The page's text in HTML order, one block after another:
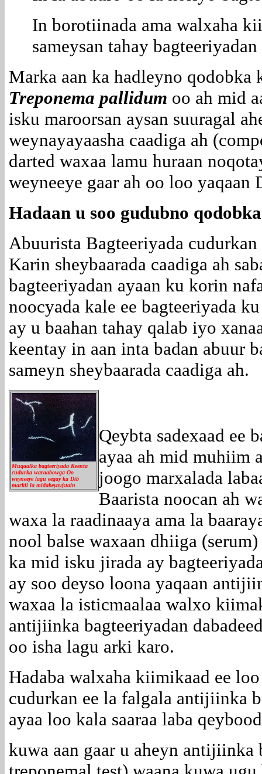
In borotiinada ama walxaha
sameysan tahay
Marka aan ka hadleyno qodobka
Treponema pallidum oo ah mid
isku maroorsan aysan suuragal
weynayayaasha caadiga ah
darted waxaa lamu huraan
weyneeye gaar ah oo loo
Hadaan u soo gudubno
Abuurista Bagteeriyada
Karin sheybaarada caadiga ah
bagteeriyadan ayaan ku korin
noocyada kale ee bagteeriyada
ay u baahan tahay qalab iyo
keentay in aan inta badan abuur
sameyn sheybaarada caadiga ah.
Muqaalka bagteeriyada Keenta
cudurka waraabowga Oo
weyneeye lagu eegay ka Dib
markii la midabeyay(stain
Qeybta sadexaad ee
ayaa ah mid muhiim
joogo marxalada
Baarista noocan ah
waxa la raadinaaya ama la
nool balse waxaan dhiiga
ka mid isku jirada ay
ay soo deyso loona yaqaan
waxaa la isticmaalaa walxo
antijiinka bagteeriyadan
oo isha lagu arki karo.
Hadaba walxaha kiimikaad ee
cudurkan ee la falgala antijiinka
ayaa loo kala saaraa laba
kuwa aan gaar u aheyn antijiinka